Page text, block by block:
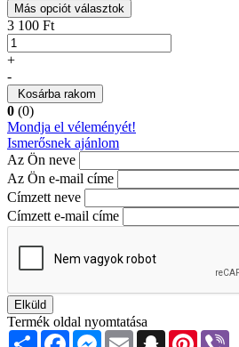
Más opciót választok
3 100 Ft
+
-
Kosárba rakom
0 (0)
Mondja el véleményét!
Ismerősnek ajánlom
Az Ön neve
Az Ön e-mail címe
Címzett neve
Címzett e-mail címe
Elküld
Termék oldal nyomtatása
Share FacebookMessenger
Email SnapchatPinterest